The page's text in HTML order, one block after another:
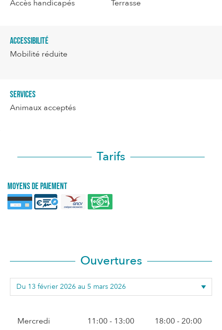
Accès handicapés Terrasse
Accessibilité
Mobilité réduite
Services
Animaux acceptés
Tarifs
Moyens de paiement
Ouvertures
Mercredi 11:00 - 13:00 18:00 - 20:00